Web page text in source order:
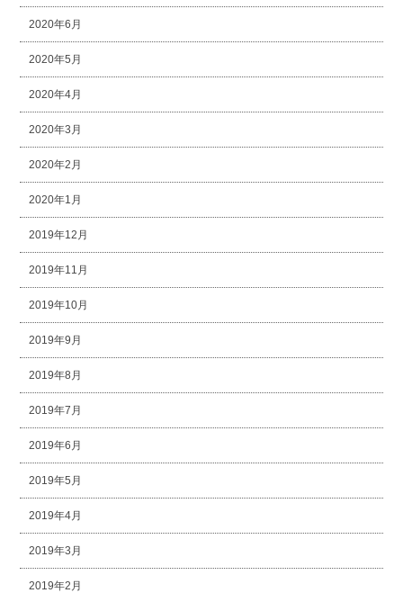
2020年6月
2020年5月
2020年4月
2020年3月
2020年2月
2020年1月
2019年12月
2019年11月
2019年10月
2019年9月
2019年8月
2019年7月
2019年6月
2019年5月
2019年4月
2019年3月
2019年2月